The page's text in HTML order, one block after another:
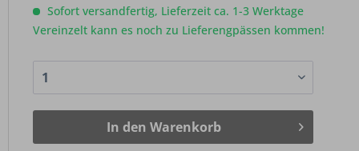
Sofort versandfertig, Lieferzeit ca. 1-3 Werktage
Vereinzelt kann es noch zu Lieferengpässen kommen!
In den Warenkorb